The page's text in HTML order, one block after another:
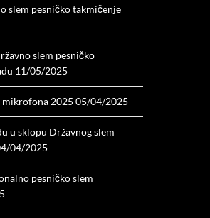
slem pesničko takmičenje
slem pesničko
11/05/2025
mikrofona 2025 05/04/2025
u sklopu Državnog slem
04/2025
pesničko slem